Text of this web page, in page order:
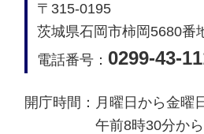
〒315-0195
茨城県石岡市柿岡5680番
電話番号： 0299-43-
開庁時間： 月曜日から金曜
午前8時30分か